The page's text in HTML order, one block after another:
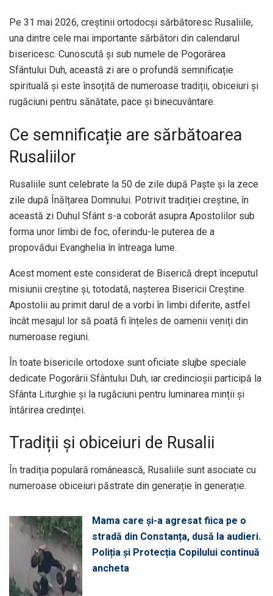
Pe 31 mai 2026, creștinii ortodocși sărbătoresc Rusaliile,
una dintre cele mai importante sărbători din calendarul
bisericesc. Cunoscută și sub numele de Pogorârea
Sfântului Duh, această zi are o profundă semnificație
spirituală și este însoțită de numeroase tradiții, obiceiuri și
rugăciuni pentru sănătate, pace și binecuvântare.
Ce semnificație are sărbătoarea
Rusaliilor
Rusaliile sunt celebrate la 50 de zile după Paște și la zece
zile după Înălțarea Domnului. Potrivit tradiției creștine, în
această zi Duhul Sfânt s-a coborât asupra Apostolilor sub
forma unor limbi de foc, oferindu-le puterea de a
propovădui Evanghelia în întreaga lume.
Acest moment este considerat de Biserică drept începutul
misiunii creștine și, totodată, nașterea Bisericii Creștine.
Apostolii au primit darul de a vorbi în limbi diferite, astfel
încât mesajul lor să poată fi înțeles de oamenii veniți din
numeroase regiuni.
În toate bisericile ortodoxe sunt oficiate slujbe speciale
dedicate Pogorârii Sfântului Duh, iar credincioșii participă la
Sfânta Liturghie și la rugăciuni pentru luminarea minții și
întărirea credinței.
Tradiții și obiceiuri de Rusalii
În tradiția populară românească, Rusaliile sunt asociate cu
numeroase obiceiuri păstrate din generație în generație.
Mama care și-a agresat fiica pe o
stradă din Constanța, dusă la audieri.
Poliția și Protecția Copilului continuă
ancheta